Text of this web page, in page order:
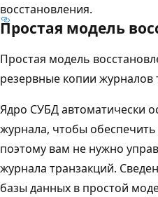
восстановления.
Простая модель
Простая модель
резервные копии журналов
Ядро СУБД автоматически
журнала, чтобы обеспечить
поэтому вам не нужно
журнала транзакций.
базы данных в простой